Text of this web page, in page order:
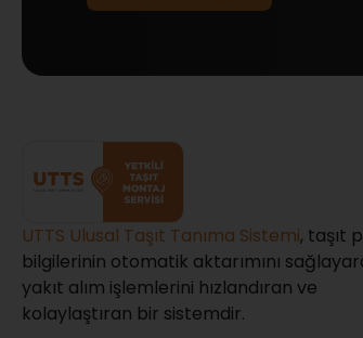
UTTS Ulusal Taşıt Tanıma Sistemi, taşıt
bilgilerinin otomatik aktarımını
yakıt alım işlemlerini hızlandıran ve
kolaylaştıran bir sistemdir.